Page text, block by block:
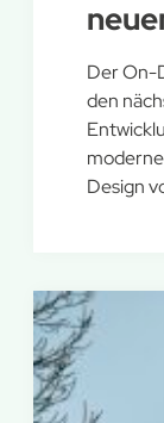
Der On-
den
Design